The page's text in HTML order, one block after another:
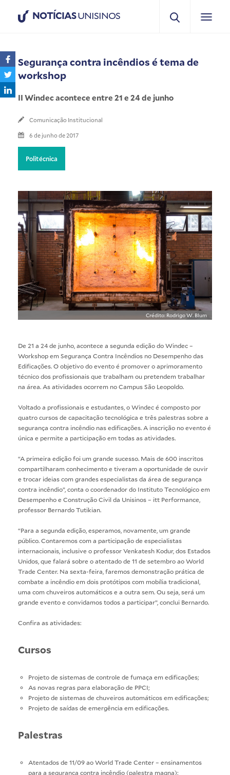
NOTÍCIASUNISINOS
Segurança contra incêndios é tema de
workshop
II Windec acontece entre 21 e 24 de junho
Comunicação Institucional
6 de junho de 2017
Politécnica
Crédito: Rodrigo W. Blum
De 21 a 24 de junho, acontece a segunda edição do Windec –
Workshop em Segurança Contra Incêndios no Desempenho das
Edificações. O objetivo do evento é promover o aprimoramento
técnico dos profissionais que trabalham ou pretendem trabalhar
na área. As atividades ocorrem no Campus São Leopoldo.
Voltado a profissionais e estudantes, o Windec é composto por
quatro cursos de capacitação tecnológica e três palestras sobre a
segurança contra incêndio nas edificações. A inscrição no evento é
única e permite a participação em todas as atividades.
“A primeira edição foi um grande sucesso. Mais de 600 inscritos
compartilharam conhecimento e tiveram a oportunidade de ouvir
e trocar ideias com grandes especialistas da área de segurança
contra incêndio”, conta o coordenador do Instituto Tecnológico em
Desempenho e Construção Civil da Unisinos – itt Performance,
professor Bernardo Tutikian.
“Para a segunda edição, esperamos, novamente, um grande
público. Contaremos com a participação de especialistas
internacionais, inclusive o professor Venkatesh Kodur, dos Estados
Unidos, que falará sobre o atentado de 11 de setembro ao World
Trade Center. Na sexta-feira, faremos demonstração prática de
combate a incêndio em dois protótipos com mobília tradicional,
uma com chuveiros automáticos e a outra sem. Ou seja, será um
grande evento e convidamos todos a participar”, conclui Bernardo.
Confira as atividades:
Cursos
Projeto de sistemas de controle de fumaça em edificações;
As novas regras para elaboração de PPCI;
Projeto de sistemas de chuveiros automáticos em edificações;
Projeto de saídas de emergência em edificações.
Palestras
Atentados de 11/09 ao World Trade Center – ensinamentos
para a segurança contra incêndio (palestra magna);